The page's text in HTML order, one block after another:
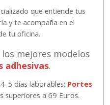
que entiende tus
y te acompaña en el
tu oficina.
mejores modelos
adhesivas.
5 días laborables; Portes
superiores a 69 Euros.